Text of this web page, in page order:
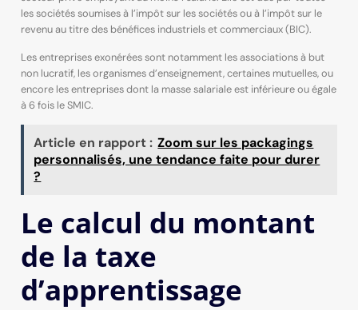
les sociétés soumises à l’impôt sur les sociétés ou à l’impôt sur le
revenu au titre des bénéfices industriels et commerciaux (BIC).
Les entreprises exonérées sont notamment les associations à but
non lucratif, les organismes d’enseignement, certaines mutuelles, ou
encore les entreprises dont la masse salariale est inférieure ou égale
à 6 fois le SMIC.
Article en rapport : Zoom sur les packagings
personnalisés, une tendance faite pour durer
?
Le calcul du montant
de la taxe
d’apprentissage